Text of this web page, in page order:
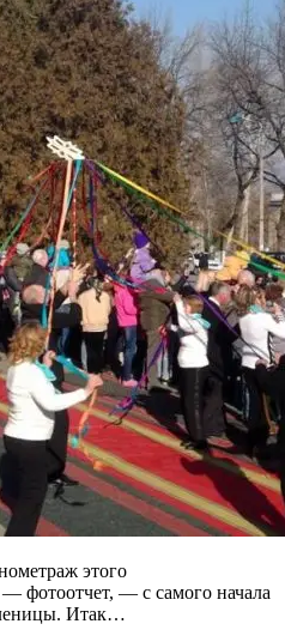
этого
фотоотчет, — с самого начала
Итак…